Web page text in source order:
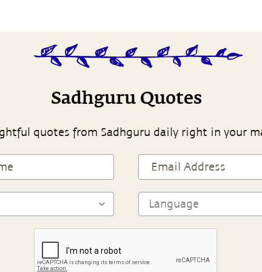
Sadhguru Quotes
quotes from Sadhguru daily right in your